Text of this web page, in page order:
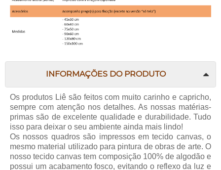
INFORMAÇÕES DO PRODUTO
Os produtos Liê são feitos com muito carinho e capricho,
sempre com atenção nos detalhes. As nossas matérias-
primas são de excelente qualidade e durabilidade. Tudo
isso para deixar o seu ambiente ainda mais lindo!
Os nossos quadros são impressos em tecido canvas, o
mesmo material utilizado para pintura de obras de arte. O
nosso tecido canvas tem composição 100% de algodão e
possui um acabamento fosco, evitando o reflexo da luz e